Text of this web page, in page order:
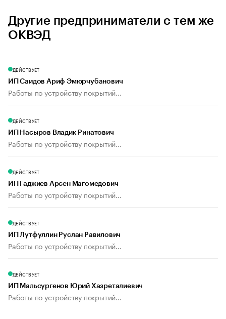
Другие предприниматели с тем же
ОКВЭД
ДЕЙСТВУЕТ
ИП Саидов Ариф Эмюрчубанович
Работы по устройству покрытий...
ДЕЙСТВУЕТ
ИП Насыров Владик Ринатович
Работы по устройству покрытий...
ДЕЙСТВУЕТ
ИП Гаджиев Арсен Магомедович
Работы по устройству покрытий...
ДЕЙСТВУЕТ
ИП Лутфуллин Руслан Равилович
Работы по устройству покрытий...
ДЕЙСТВУЕТ
ИП Мальсургенов Юрий Хазреталиевич
Работы по устройству покрытий...